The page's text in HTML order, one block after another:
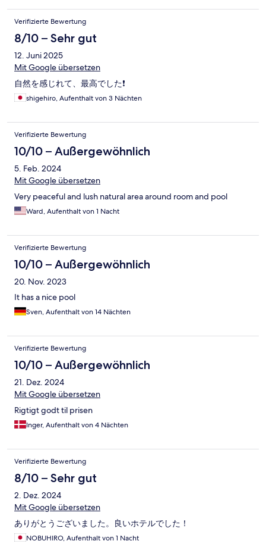
Verifizierte Bewertung
8/10 – Sehr gut
12. Juni 2025
Mit Google übersetzen
自然を感じれて、最高でした❗️
shigehiro, Aufenthalt von 3 Nächten
Verifizierte Bewertung
10/10 – Außergewöhnlich
5. Feb. 2024
Mit Google übersetzen
Very peaceful and lush natural area around room and pool
Ward, Aufenthalt von 1 Nacht
Verifizierte Bewertung
10/10 – Außergewöhnlich
20. Nov. 2023
It has a nice pool
Sven, Aufenthalt von 14 Nächten
Verifizierte Bewertung
10/10 – Außergewöhnlich
21. Dez. 2024
Mit Google übersetzen
Rigtigt godt til prisen
Inger, Aufenthalt von 4 Nächten
Verifizierte Bewertung
8/10 – Sehr gut
2. Dez. 2024
Mit Google übersetzen
ありがとうございました。良いホテルでした！
NOBUHIRO, Aufenthalt von 1 Nacht